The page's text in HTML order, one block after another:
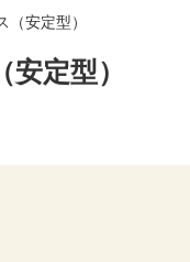
安定型）
定型）